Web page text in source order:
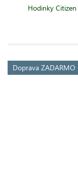
Hodinky
Doprava ZADARMO